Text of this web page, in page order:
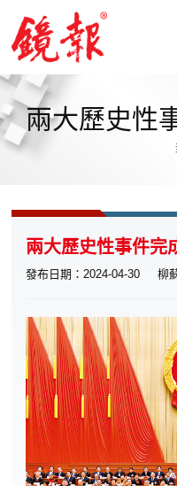
兩大歷史性
兩大歷史性事件完
發布日期：2024-04-30 柳